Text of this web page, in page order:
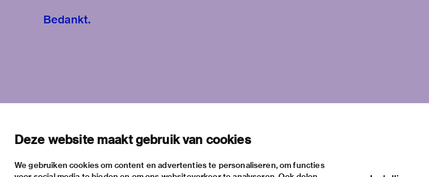
Deze website maakt gebruik van cookies
We gebruiken cookies om content en advertenties te personaliseren, om functies
Bedankt.